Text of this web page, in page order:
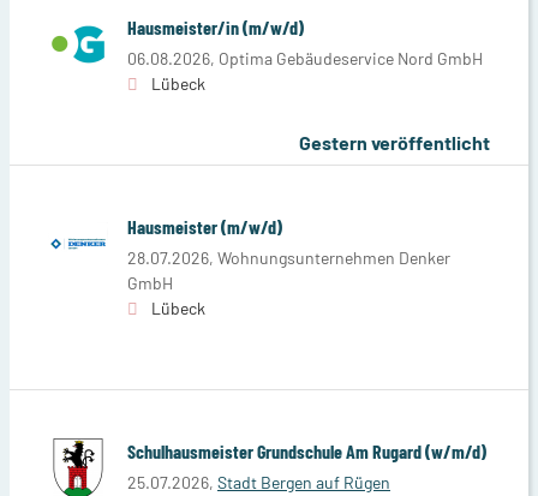
Hausmeister/in (m/w/d)
06.08.2026, Optima Gebäudeservice Nord GmbH
Lübeck
Gestern veröffentlicht
Hausmeister (m/w/d)
28.07.2026, Wohnungsunternehmen Denker
GmbH
Lübeck
Schulhausmeister Grundschule Am Rugard (w/m/d)
25.07.2026, Stadt Bergen auf Rügen